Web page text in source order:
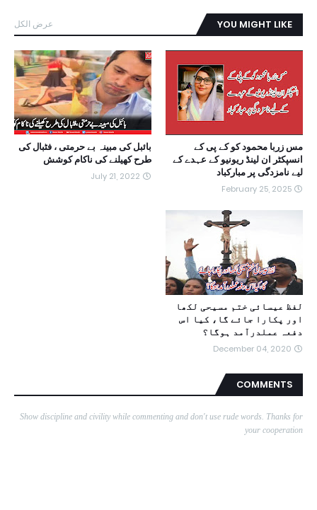
YOU MIGHT LIKE عرض الكل
مس زربا محمود کو کے پی کے
انسپکٹر ان لینڈ ریونیو کے عہدے کے
لیے نامزدگی پر مبارکباد
February 25, 2025
بائبل کی مبینہ بے حرمتی ، فٹبال کی
طرح کھیلنے کی ناکام کوشش
July 21, 2022
لفظ عیسائی ختم مسیحی لکھا
اور پکارا جائے گا، کیا اس
دفعہ عملدرآمد ہوگا؟
December 04, 2020
COMMENTS
Show discipline and civility while commenting and don't use rude words. Thanks for
your cooperation